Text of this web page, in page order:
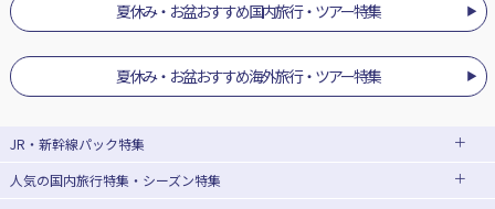
夏休み・お盆おすすめ国内旅行・ツアー特集
夏休み・お盆おすすめ海外旅行・ツアー特集
JR・新幹線パック特集
JR・新幹線＋ホテルパック
人気の国内旅行特集・シーズン特集